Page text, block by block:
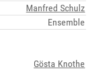
Manfred Schulz
Ensemble
Gösta Knothe